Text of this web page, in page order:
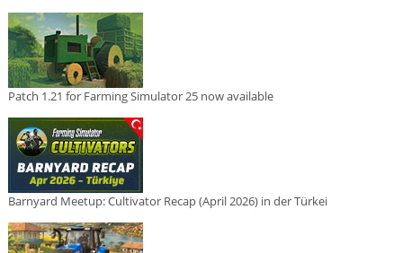
Patch 1.21 for Farming Simulator 25 now available
Barnyard Meetup: Cultivator Recap (April 2026) in der Türkei